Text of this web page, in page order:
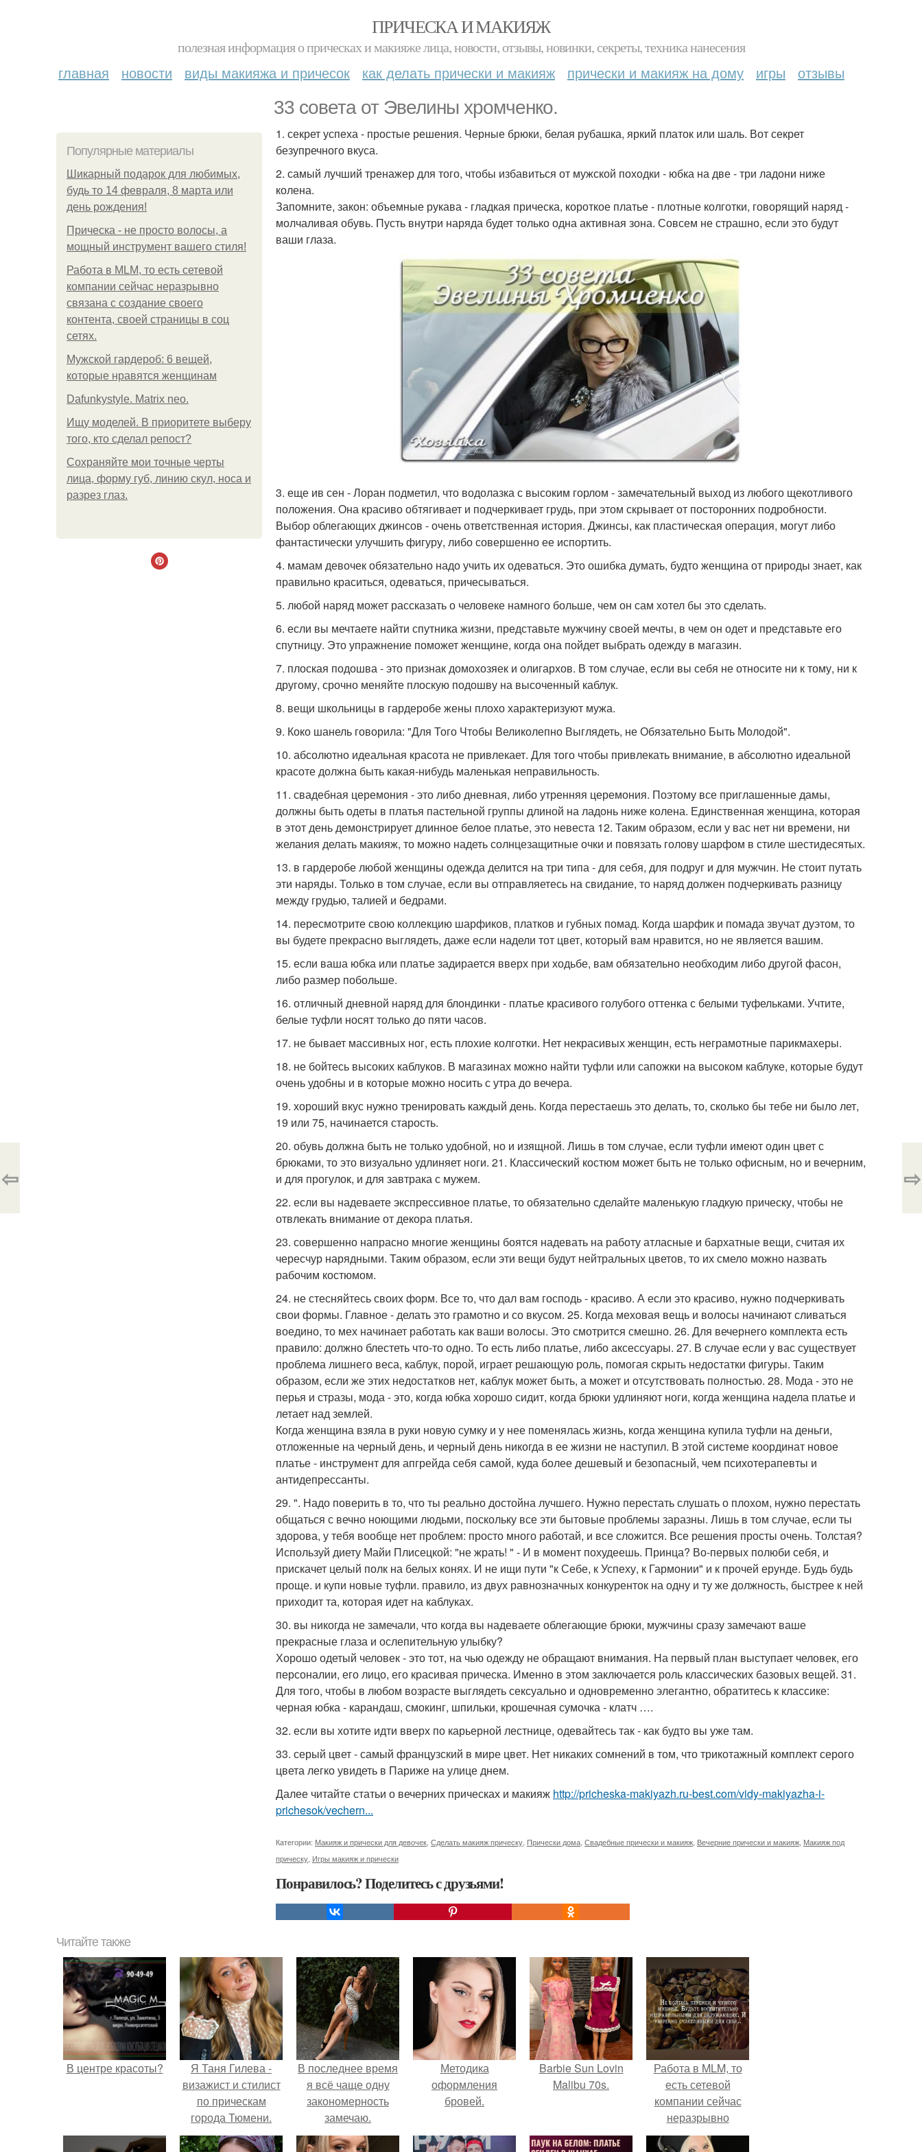
ПРИЧЕСКА И МАКИЯЖ
полезная информация о прическах и макияже лица, новости, отзывы, новинки, секреты, техника нанесения
главная новости виды макияжа и причесок как делать прически и макияж прически и макияж на дому игры отзывы
33 совета от Эвелины хромченко.
Популярные материалы
Шикарный подарок для любимых,
будь то 14 февраля, 8 марта или
день рождения!
Прическа - не просто волосы, а
мощный инструмент вашего стиля!
Работа в MLM, то есть сетевой
компании сейчас неразрывно
связана с создание своего
контента, своей страницы в соц
сетях.
Мужской гардероб: 6 вещей,
которые нравятся женщинам
Dafunkystyle. Matrix neo.
Ищу моделей. В приоритете выберу
того, кто сделал репост?
Сохраняйте мои точные черты
лица, форму губ, линию скул, носа и
разрез глаз.
1. секрет успеха - простые решения. Черные брюки, белая рубашка, яркий платок или шаль. Вот секрет
безупречного вкуса.
2. самый лучший тренажер для того, чтобы избавиться от мужской походки - юбка на две - три ладони ниже
колена.
Запомните, закон: объемные рукава - гладкая прическа, короткое платье - плотные колготки, говорящий наряд -
молчаливая обувь. Пусть внутри наряда будет только одна активная зона. Совсем не страшно, если это будут
ваши глаза.
3. еще ив сен - Лоран подметил, что водолазка с высоким горлом - замечательный выход из любого щекотливого
положения. Она красиво обтягивает и подчеркивает грудь, при этом скрывает от посторонних подробности.
Выбор облегающих джинсов - очень ответственная история. Джинсы, как пластическая операция, могут либо
фантастически улучшить фигуру, либо совершенно ее испортить.
4. мамам девочек обязательно надо учить их одеваться. Это ошибка думать, будто женщина от природы знает, как
правильно краситься, одеваться, причесываться.
5. любой наряд может рассказать о человеке намного больше, чем он сам хотел бы это сделать.
6. если вы мечтаете найти спутника жизни, представьте мужчину своей мечты, в чем он одет и представьте его
спутницу. Это упражнение поможет женщине, когда она пойдет выбрать одежду в магазин.
7. плоская подошва - это признак домохозяек и олигархов. В том случае, если вы себя не относите ни к тому, ни к
другому, срочно меняйте плоскую подошву на высоченный каблук.
8. вещи школьницы в гардеробе жены плохо характеризуют мужа.
9. Коко шанель говорила: "Для Того Чтобы Великолепно Выглядеть, не Обязательно Быть Молодой".
10. абсолютно идеальная красота не привлекает. Для того чтобы привлекать внимание, в абсолютно идеальной
красоте должна быть какая-нибудь маленькая неправильность.
11. свадебная церемония - это либо дневная, либо утренняя церемония. Поэтому все приглашенные дамы,
должны быть одеты в платья пастельной группы длиной на ладонь ниже колена. Единственная женщина, которая
в этот день демонстрирует длинное белое платье, это невеста 12. Таким образом, если у вас нет ни времени, ни
желания делать макияж, то можно надеть солнцезащитные очки и повязать голову шарфом в стиле шестидесятых.
13. в гардеробе любой женщины одежда делится на три типа - для себя, для подруг и для мужчин. Не стоит путать
эти наряды. Только в том случае, если вы отправляетесь на свидание, то наряд должен подчеркивать разницу
между грудью, талией и бедрами.
14. пересмотрите свою коллекцию шарфиков, платков и губных помад. Когда шарфик и помада звучат дуэтом, то
вы будете прекрасно выглядеть, даже если надели тот цвет, который вам нравится, но не является вашим.
15. если ваша юбка или платье задирается вверх при ходьбе, вам обязательно необходим либо другой фасон,
либо размер побольше.
16. отличный дневной наряд для блондинки - платье красивого голубого оттенка с белыми туфельками. Учтите,
белые туфли носят только до пяти часов.
17. не бывает массивных ног, есть плохие колготки. Нет некрасивых женщин, есть неграмотные парикмахеры.
18. не бойтесь высоких каблуков. В магазинах можно найти туфли или сапожки на высоком каблуке, которые будут
очень удобны и в которые можно носить с утра до вечера.
19. хороший вкус нужно тренировать каждый день. Когда перестаешь это делать, то, сколько бы тебе ни было лет,
19 или 75, начинается старость.
20. обувь должна быть не только удобной, но и изящной. Лишь в том случае, если туфли имеют один цвет с
брюками, то это визуально удлиняет ноги. 21. Классический костюм может быть не только офисным, но и вечерним,
и для прогулок, и для завтрака с мужем.
22. если вы надеваете экспрессивное платье, то обязательно сделайте маленькую гладкую прическу, чтобы не
отвлекать внимание от декора платья.
23. совершенно напрасно многие женщины боятся надевать на работу атласные и бархатные вещи, считая их
чересчур нарядными. Таким образом, если эти вещи будут нейтральных цветов, то их смело можно назвать
рабочим костюмом.
24. не стесняйтесь своих форм. Все то, что дал вам господь - красиво. А если это красиво, нужно подчеркивать
свои формы. Главное - делать это грамотно и со вкусом. 25. Когда меховая вещь и волосы начинают сливаться
воедино, то мех начинает работать как ваши волосы. Это смотрится смешно. 26. Для вечернего комплекта есть
правило: должно блестеть что-то одно. То есть либо платье, либо аксессуары. 27. В случае если у вас существует
проблема лишнего веса, каблук, порой, играет решающую роль, помогая скрыть недостатки фигуры. Таким
образом, если же этих недостатков нет, каблук может быть, а может и отсутствовать полностью. 28. Мода - это не
перья и стразы, мода - это, когда юбка хорошо сидит, когда брюки удлиняют ноги, когда женщина надела платье и
летает над землей.
Когда женщина взяла в руки новую сумку и у нее поменялась жизнь, когда женщина купила туфли на деньги,
отложенные на черный день, и черный день никогда в ее жизни не наступил. В этой системе координат новое
платье - инструмент для апгрейда себя самой, куда более дешевый и безопасный, чем психотерапевты и
антидепрессанты.
29. ". Надо поверить в то, что ты реально достойна лучшего. Нужно перестать слушать о плохом, нужно перестать
общаться с вечно ноющими людьми, поскольку все эти бытовые проблемы заразны. Лишь в том случае, если ты
здорова, у тебя вообще нет проблем: просто много работай, и все сложится. Все решения просты очень. Толстая?
Используй диету Майи Плисецкой: "не жрать! " - И в момент похудеешь. Принца? Во-первых полюби себя, и
прискачет целый полк на белых конях. И не ищи пути "к Себе, к Успеху, к Гармонии" и к прочей ерунде. Будь будь
проще. и купи новые туфли. правило, из двух равнозначных конкуренток на одну и ту же должность, быстрее к ней
приходит та, которая идет на каблуках.
30. вы никогда не замечали, что когда вы надеваете облегающие брюки, мужчины сразу замечают ваше
прекрасные глаза и ослепительную улыбку?
Хорошо одетый человек - это тот, на чью одежду не обращают внимания. На первый план выступает человек, его
персоналии, его лицо, его красивая прическа. Именно в этом заключается роль классических базовых вещей. 31.
Для того, чтобы в любом возрасте выглядеть сексуально и одновременно элегантно, обратитесь к классике:
черная юбка - карандаш, смокинг, шпильки, крошечная сумочка - клатч ….
32. если вы хотите идти вверх по карьерной лестнице, одевайтесь так - как будто вы уже там.
33. серый цвет - самый французский в мире цвет. Нет никаких сомнений в том, что трикотажный комплект серого
цвета легко увидеть в Париже на улице днем.
Далее читайте статьи о вечерних прическах и макияж http://pricheska-makiyazh.ru-best.com/vidy-makiyazha-i-
prichesok/vechern...
Категории: Макияж и прически для девочек Сделать макияж прическу Прически дома Свадебные прически и макияж Вечерние прически и макияж Макияж под
прическу Игры макияж и прически
Понравилось? Поделитесь с друзьями!
⇦ ⇨
Читайте также
В центре красоты?
Я Таня Гилева -
визажист и стилист
по прическам
города Тюмени.
В последнее время
я всё чаще одну
закономерность
замечаю.
Методика
оформления
бровей.
Barbie Sun Lovin
Malibu 70s.
Работа в MLM, то
есть сетевой
компании сейчас
неразрывно
связана с создание